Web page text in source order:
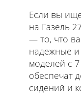
Если вы
на Газель
— то, что
надежные
моделей с
обеспечат
сидений и